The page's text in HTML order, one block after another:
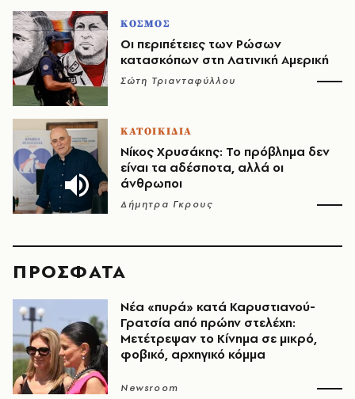
ΚΟΣΜΟΣ
Οι περιπέτειες των Ρώσων
κατασκόπων στη Λατινική Αμερική
Σώτη Τριανταφύλλου
ΚΑΤΟΙΚΙΔΙΑ
Νίκος Χρυσάκης: Το πρόβλημα δεν
είναι τα αδέσποτα, αλλά οι
άνθρωποι
Δήμητρα Γκρους
ΠΡΟΣΦΑΤΑ
Νέα «πυρά» κατά Καρυστιανού-
Γρατσία από πρώην στελέχη:
Μετέτρεψαν το Κίνημα σε μικρό,
φοβικό, αρχηγικό κόμμα
Newsroom